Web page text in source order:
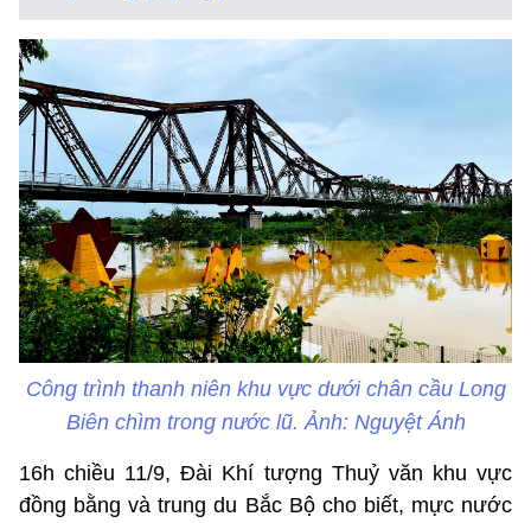
Công trình thanh niên khu vực dưới chân cầu Long
Biên chìm trong nước lũ. Ảnh: Nguyệt Ánh
16h chiều 11/9, Đài Khí tượng Thuỷ văn khu vực
đồng bằng và trung du Bắc Bộ cho biết, mực nước